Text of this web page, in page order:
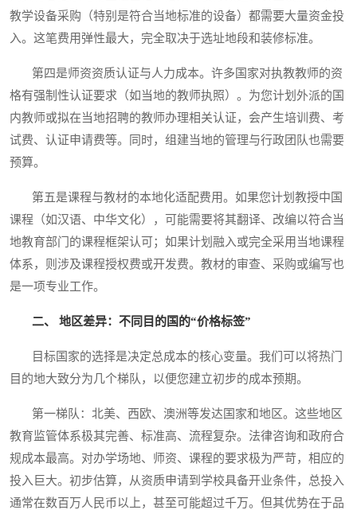
教学设备采购（特别是符合当地标准的设备）都需要大量资金投
入。这笔费用弹性最大，完全取决于选址地段和装修标准。
第四是师资资质认证与人力成本。许多国家对执教教师的资
格有强制性认证要求（如当地的教师执照）。为您计划外派的国
内教师或拟在当地招聘的教师办理相关认证，会产生培训费、考
试费、认证申请费等。同时，组建当地的管理与行政团队也需要
预算。
第五是课程与教材的本地化适配费用。如果您计划教授中国
课程（如汉语、中华文化），可能需要将其翻译、改编以符合当
地教育部门的课程框架认可；如果计划融入或完全采用当地课程
体系，则涉及课程授权费或开发费。教材的审查、采购或编写也
是一项专业工作。
二、 地区差异：不同目的国的“价格标签”
目标国家的选择是决定总成本的核心变量。我们可以将热门
目的地大致分为几个梯队，以便您建立初步的成本预期。
第一梯队：北美、西欧、澳洲等发达国家和地区。这些地区
教育监管体系极其完善、标准高、流程复杂。法律咨询和政府合
规成本最高。对办学场地、师资、课程的要求极为严苛，相应的
投入巨大。初步估算，从资质申请到学校具备开业条件，总投入
通常在数百万人民币以上，甚至可能超过千万。但其优势在于品